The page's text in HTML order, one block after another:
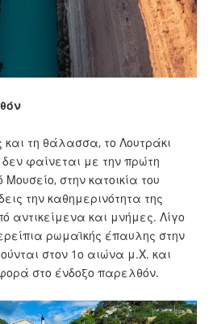
και τη θάλασσα, το Λουτράκι
δεν φαίνεται με την πρώτη
στην κατοικία του
την καθημερινότητα της
και μνήμες. Λίγο
ρωμαϊκής έπαυλης στην
στον 1ο αιώνα μ.Χ. και
στο ένδοξο παρελθόν.